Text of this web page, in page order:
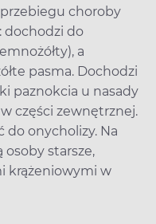
przebiegu choroby
dochodzi do
a
pasma. Dochodzi
paznokcia u nasady
części zewnętrznej.
do onycholizy. Na
osoby starsze,
krążeniowymi w